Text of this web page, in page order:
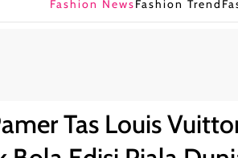
Fashion NewsFashion Trend
Tas Louis